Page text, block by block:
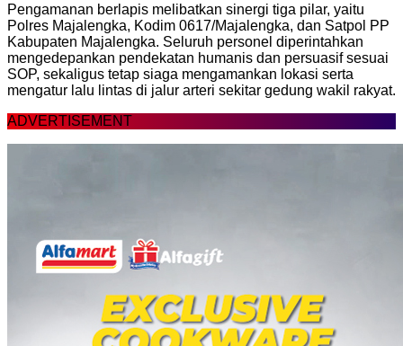
Pengamanan berlapis melibatkan sinergi tiga pilar, yaitu
Polres Majalengka, Kodim 0617/Majalengka, dan Satpol PP
Kabupaten Majalengka. Seluruh personel diperintahkan
mengedepankan pendekatan humanis dan persuasif sesuai
SOP, sekaligus tetap siaga mengamankan lokasi serta
mengatur lalu lintas di jalur arteri sekitar gedung wakil rakyat.
ADVERTISEMENT